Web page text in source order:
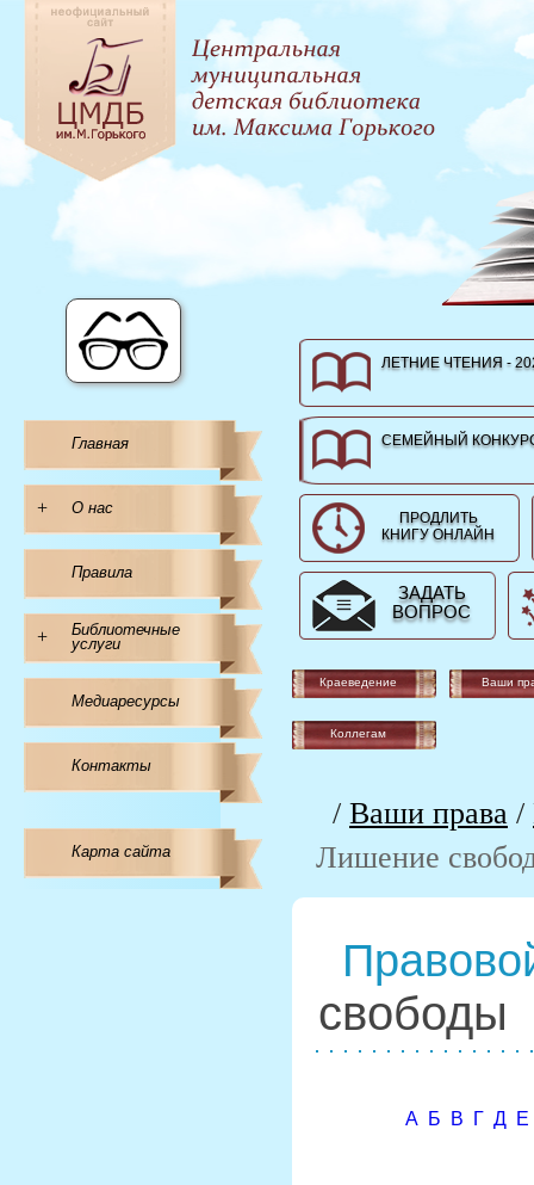
Главная
+ О нас
Правила
+
Библиотечные
услуги
Медиаресурсы
Контакты
Карта сайта
ЛЕТНИЕ ЧТЕНИЯ -
СЕМЕЙНЫЙ
ПРОДЛИТЬ
КНИГУ ОНЛАЙН
ЗАДАТЬ
ВОПРОС
Краеведение Ваши
Коллегам
/ Ваши права /
Лишение
свободы
А Б В Г Д Е